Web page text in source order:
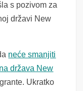
s pozivom za
državi New
neće smanjiti
država New
Ukratko